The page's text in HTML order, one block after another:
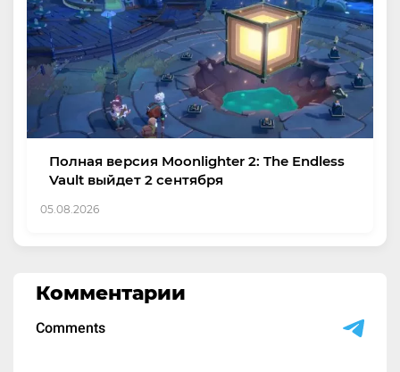
Полная версия Moonlighter 2: The Endless
Vault выйдет 2 сентября
05.08.2026
Комментарии